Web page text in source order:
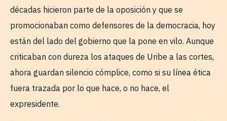
décadas hicieron parte de la oposición y que se
promocionaban como defensores de la democracia, hoy
están del lado del gobierno que la pone en vilo. Aunque
criticaban con dureza los ataques de Uribe a las cortes,
ahora guardan silencio cómplice, como si su línea ética
fuera trazada por lo que hace, o no hace, el
expresidente.